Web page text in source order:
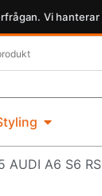
Vi
AUDI A6 S6